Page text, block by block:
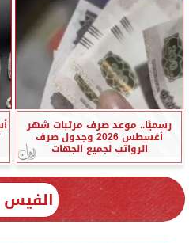
رسميًا.. موعد صرف مرتبات شهر
أغسطس 2026 وجدول صرف
الرواتب لجميع الجهات